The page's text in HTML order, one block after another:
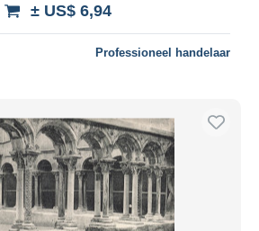
± US$ 6,94
Professioneel handelaar